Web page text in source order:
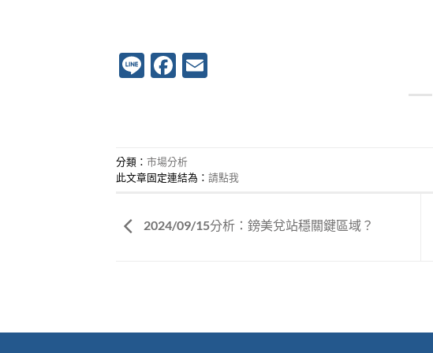
LineFacebook
分類： 市場分析
此文章固定連結為： 請點我
2024/09/15分析：鎊美兌站穩關鍵區域？